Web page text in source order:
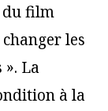
du film
les
La
à la